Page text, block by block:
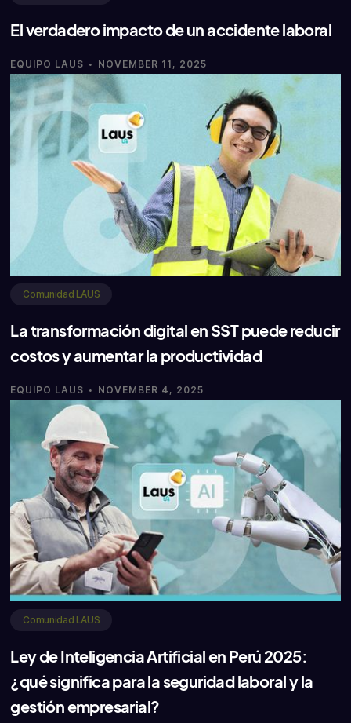
El verdadero impacto de un accidente laboral
EQUIPO LAUS · NOVEMBER 11, 2025
Comunidad LAUS
La transformación digital en SST puede reducir
costos y aumentar la productividad
EQUIPO LAUS · NOVEMBER 4, 2025
Comunidad LAUS
Ley de Inteligencia Artificial en Perú 2025:
¿qué significa para la seguridad laboral y la
gestión empresarial?